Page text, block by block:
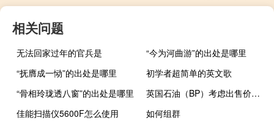
相关问题
无法回家过年的官兵是
“今为河曲游”的出处是哪里
“抚膺成一恸”的出处是哪里
初学者超简单的英文歌
“骨相玲珑透八窗”的出处是哪里
英国石油（BP）考虑出售价值10亿美元的美国油气管道份额
佳能扫描仪5600F怎么使用
如何组群